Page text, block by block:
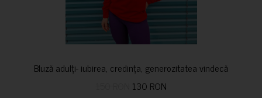
Bluză adulți- iubirea, credința, generozitatea vindecă
130 RON